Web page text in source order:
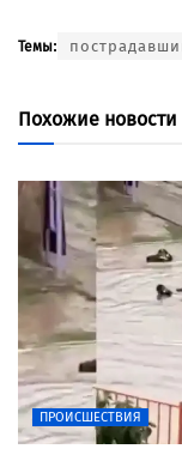
Темы:
Похожие новости
ПРОИСШЕСТВИЯ